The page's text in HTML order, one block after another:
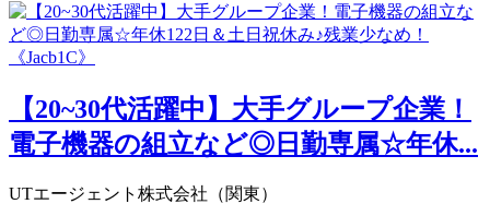
【20~30代活躍中】大手グループ企業！
電子機器の組立など◎日勤専属☆年休...
UTエージェント株式会社（関東）